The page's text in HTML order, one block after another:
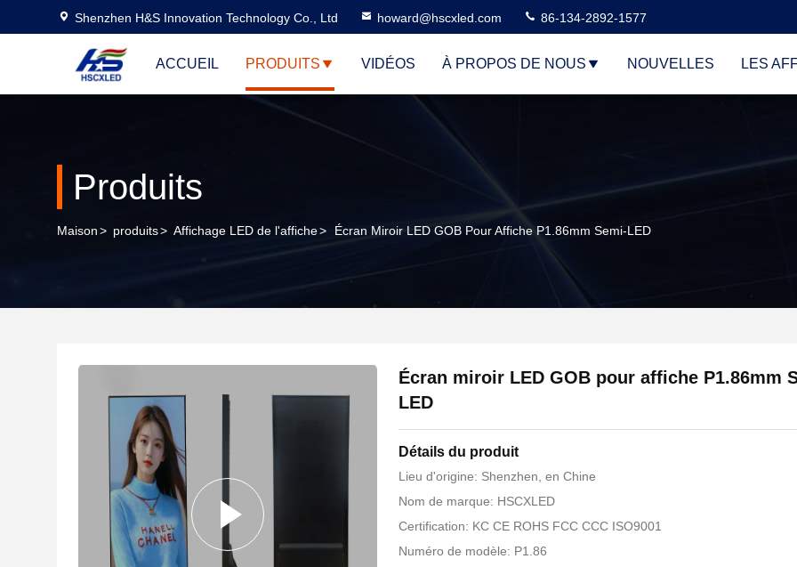
Shenzhen H&S Innovation Technology Co., Ltd howard@hscxled.com 86-134-2892-1577
ACCUEIL PRODUITS VIDÉOS À PROPOS DE NOUS NOUVELLES LES
Produits
Maison> produits> Affichage LED de l'affiche> Écran Miroir LED GOB Pour Affiche P1.86mm Semi-LED
Écran miroir LED GOB pour affiche P1.86mm
LED
Détails du produit
Lieu d'origine: Shenzhen, en Chine
Nom de marque: HSCXLED
Certification: KC CE ROHS FCC CCC ISO9001
Numéro de modèle: P1.86